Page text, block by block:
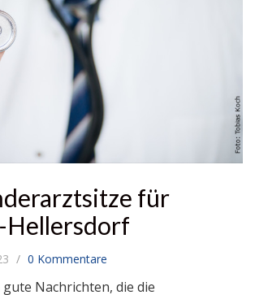
für
Hellersdorf
0 Kommentare
Nachrichten, die die